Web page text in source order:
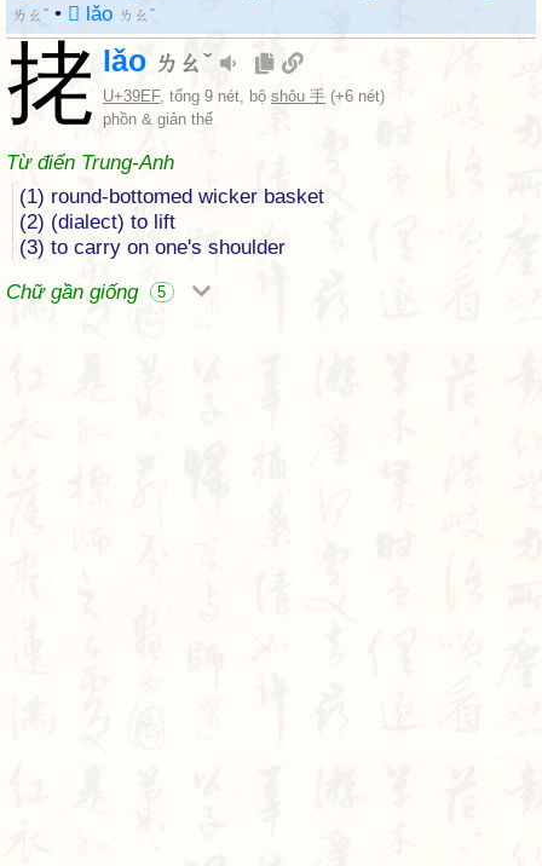
ㄌㄠˇ • 𦒨 lǎo ㄌㄠˇ
㧯 lǎo ㄌㄠˇ
U+39EF, tổng 9 nét, bộ shǒu 手 (+6 nét)
phồn & giản thể
Từ điển Trung-Anh
(1) round-bottomed wicker basket
(2) (dialect) to lift
(3) to carry on one's shoulder
Chữ gần giống
5